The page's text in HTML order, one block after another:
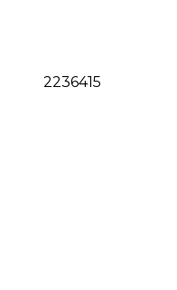
2236415